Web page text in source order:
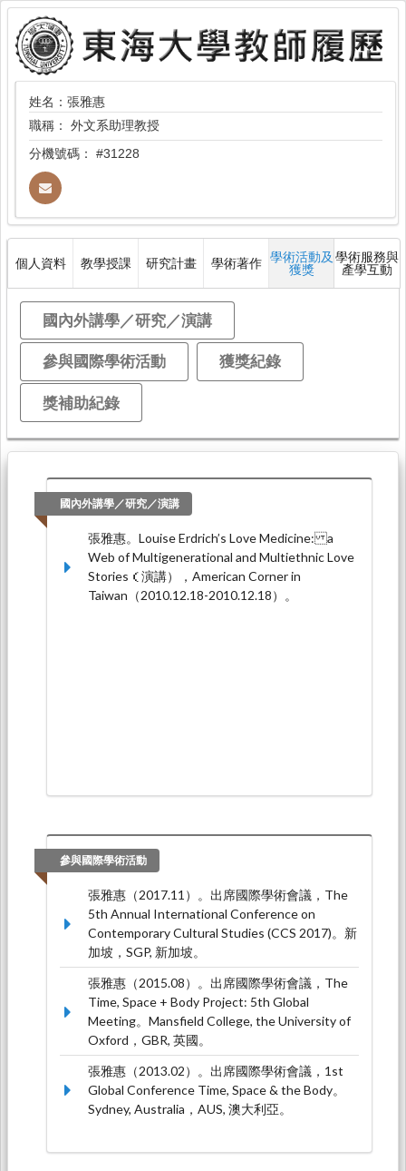
姓名：張雅惠
職稱： 外文系助理教授
分機號碼： #31228
個人資料 教學授課 研究計畫 學術著作 學術活動及
獲獎
學術服務與
產學互動
國內外講學／研究／演講
參與國際學術活動 獲獎紀錄
獎補助紀錄
國內外講學／研究／演講
張雅惠。Louise Erdrich’s Love Medicine: a
Web of Multigenerational and Multiethnic Love
Stories（演講），American Corner in
Taiwan（2010.12.18-2010.12.18）。
參與國際學術活動
張雅惠（2017.11）。出席國際學術會議，The
5th Annual International Conference on
Contemporary Cultural Studies (CCS 2017)。新
加坡，SGP, 新加坡。
張雅惠（2015.08）。出席國際學術會議，The
Time, Space + Body Project: 5th Global
Meeting。Mansfield College, the University of
Oxford，GBR, 英國。
張雅惠（2013.02）。出席國際學術會議，1st
Global Conference Time, Space & the Body。
Sydney, Australia，AUS, 澳大利亞。